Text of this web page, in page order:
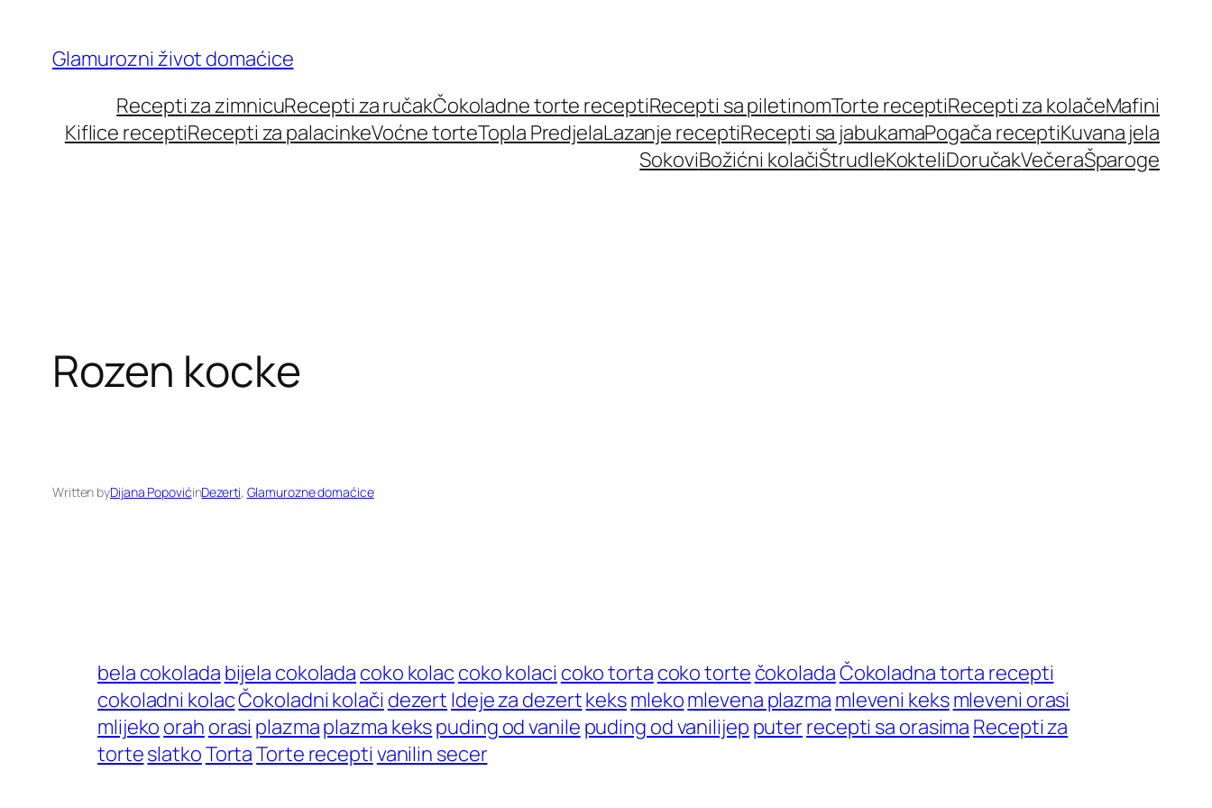
content
Glamurozni život domaćice
Recepti za zimnicuRecepti za ručakČokoladne torte receptiRecepti sa piletinomTorte receptiRecepti za kolačeMafini
Kiflice receptiRecepti za palacinkeVoćne torteTopla PredjelaLazanje receptiRecepti sa jabukamaPogača receptiKuvana jela
SokoviBožićni kolačiŠtrudleKokteliDoručakVečeraŠparoge
Rozen kocke
Written byDijana PopovićinDezerti, Glamurozne domaćice
bela cokolada bijela cokolada coko kolac coko kolaci coko torta coko torte čokoladaČokoladna torta recepti
cokoladni kolacČokoladni kolači dezert Ideje za dezertkeksmlekomlevena plazma mleveni keksmleveni orasi
mlijeko orah orasi plazmaplazma kekspuding od vanile puding od vanilijep puterrecepti sa orasima Recepti za
torteslatkoTortaTorte recepti vanilin secer